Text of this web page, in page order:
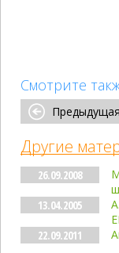
Смотрите
Другие
26.09.2008
13.04.2005
22.09.2011